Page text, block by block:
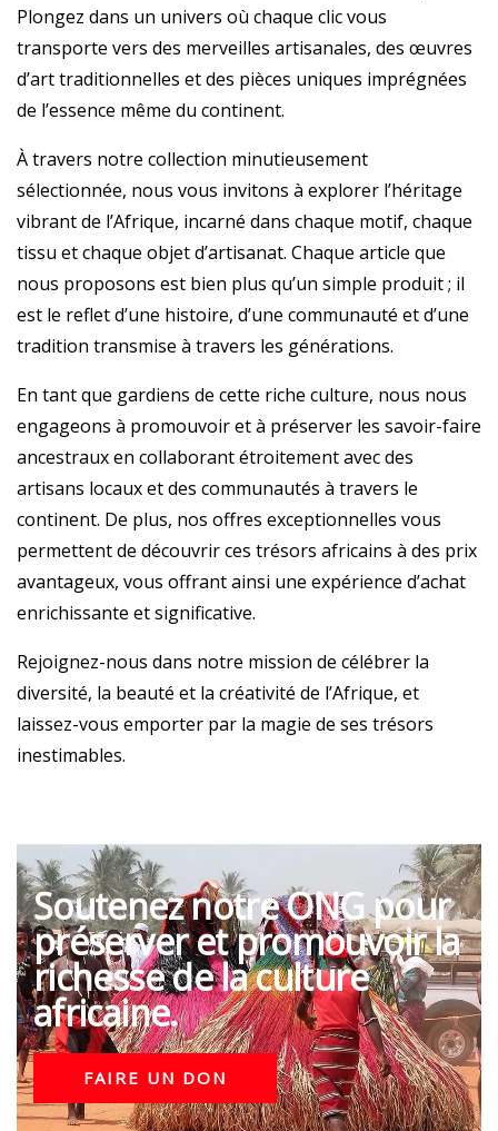
Plongez dans un univers où chaque clic vous
transporte vers des merveilles artisanales, des œuvres
d’art traditionnelles et des pièces uniques imprégnées
de l’essence même du continent.
À travers notre collection minutieusement
sélectionnée, nous vous invitons à explorer l’héritage
vibrant de l’Afrique, incarné dans chaque motif, chaque
tissu et chaque objet d’artisanat. Chaque article que
nous proposons est bien plus qu’un simple produit ; il
est le reflet d’une histoire, d’une communauté et d’une
tradition transmise à travers les générations.
En tant que gardiens de cette riche culture, nous nous
engageons à promouvoir et à préserver les savoir-faire
ancestraux en collaborant étroitement avec des
artisans locaux et des communautés à travers le
continent. De plus, nos offres exceptionnelles vous
permettent de découvrir ces trésors africains à des prix
avantageux, vous offrant ainsi une expérience d’achat
enrichissante et significative.
Rejoignez-nous dans notre mission de célébrer la
diversité, la beauté et la créativité de l’Afrique, et
laissez-vous emporter par la magie de ses trésors
inestimables.
Soutenez notre ONG pour
préserver et promouvoir la
richesse de la culture
africaine.
FAIRE UN DON